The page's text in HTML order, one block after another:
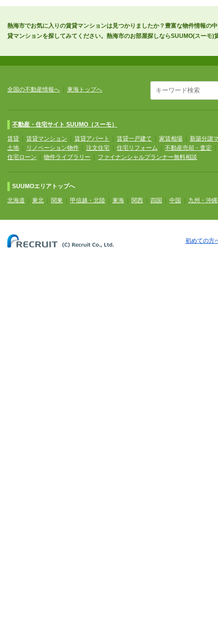
熱海市でお気に入りの賃貸マンションは見つかりましたか？豊富な物件情報の
貸マンションを探してみてください。熱海市のお部屋探しならSUUMO(スーモ)
全国の不動産情報へ 東海トップへ
不動産・住宅サイト SUUMO（スーモ）
賃貸 賃貸マンション 賃貸アパート 賃貸一戸建て 家賃相場
新築分譲
土地
リノベーション物件 注文住宅 住宅リフォーム 不動産売却・査定
住宅ローン
物件ライブラリー ファイナンシャルプランナー無料相談
SUUMOエリアトップへ
北海道 東北 関東 甲信越・北陸 東海 関西 四国 中国 九州・沖縄
初めての方